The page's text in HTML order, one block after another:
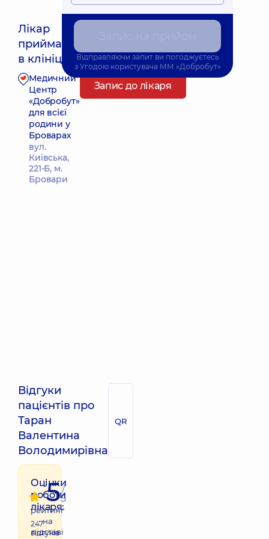
Лікар
приймає
в клініці
Найближчий час прийому: 09.08.2026 9:45
Медичний
Центр
«Добробут»
для всієї
родини у
Броварах
вул.
Київська,
221-Б, м.
Бровари
Запис до лікаря
Відгуки
пацієнтів про
Таран
Валентина
Володимирівна
QR
Оцінки
роботи
лікаря:
247
відгуків
5/
5
рейтинг
на
підставі
Відправляючи запит ви погоджуєтесь
з Угодою користувача ММ «Добробут»